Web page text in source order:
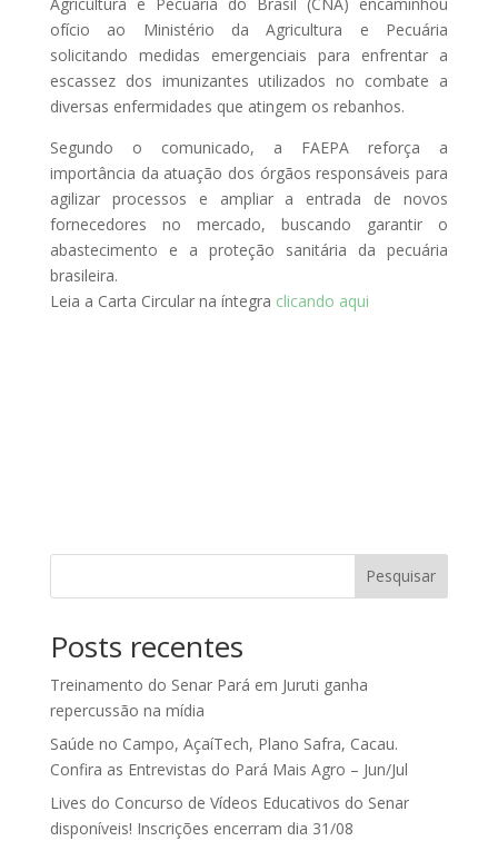
ofício ao Ministério da Agricultura e Pecuária
solicitando medidas emergenciais para enfrentar a
escassez dos imunizantes utilizados no combate a
diversas enfermidades que atingem os rebanhos.
Segundo o comunicado, a FAEPA reforça a
importância da atuação dos órgãos responsáveis para
agilizar processos e ampliar a entrada de novos
fornecedores no mercado, buscando garantir o
abastecimento e a proteção sanitária da pecuária
brasileira.
Leia a Carta Circular na íntegra clicando aqui
Pesquisar
Posts recentes
Treinamento do Senar Pará em Juruti ganha
repercussão na mídia
Saúde no Campo, AçaíTech, Plano Safra, Cacau.
Confira as Entrevistas do Pará Mais Agro – Jun/Jul
Lives do Concurso de Vídeos Educativos do Senar
disponíveis! Inscrições encerram dia 31/08